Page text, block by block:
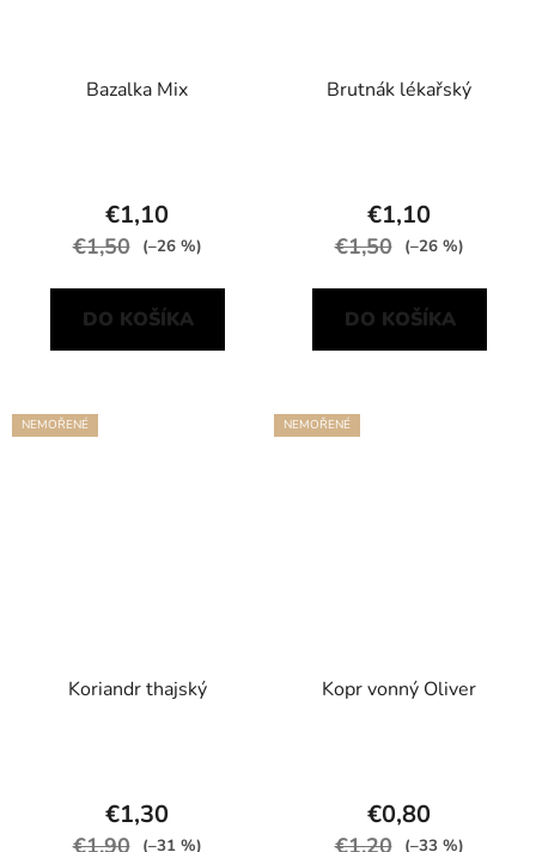
Bazalka Mix
€1,10
€1,50 (–26 %)
DO KOŠÍKA
Brutnák lékařský
€1,10
€1,50 (–26 %)
DO KOŠÍKA
NEMOŘENÉ
Koriandr thajský
€1,30
€1,90 (–31 %)
NEMOŘENÉ
Kopr vonný Oliver
€0,80
€1,20 (–33 %)